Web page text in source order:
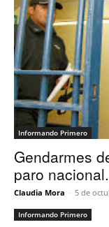
Informando Primero
Gendarmes
paro nacional.
Claudia Mora - 5 de
Informando Primero